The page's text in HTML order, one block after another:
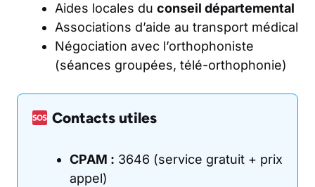
Aides locales du conseil départemental
Associations d’aide au transport médical
Négociation avec l’orthophoniste
(séances groupées, télé-orthophonie)
Contacts utiles
CPAM : 3646 (service gratuit + prix
appel)